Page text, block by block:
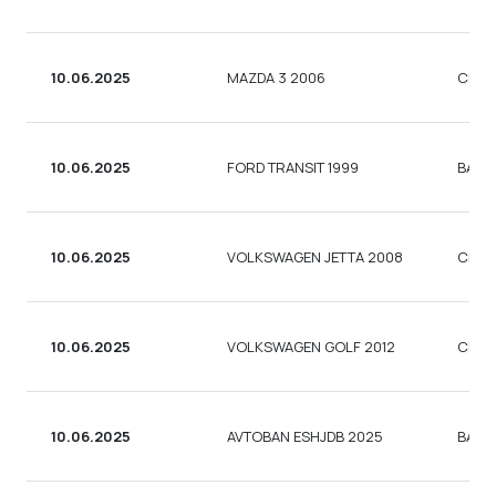
10.06.2025 MAZDA 3 2006
10.06.2025 FORD TRANSIT 1999
10.06.2025 VOLKSWAGEN JETTA 2008
10.06.2025 VOLKSWAGEN GOLF 2012
10.06.2025 AVTOBAN ESHJDB 2025